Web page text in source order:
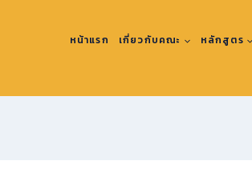
หน้าแรก เกี่ยวกับคณะ หลักสูตร